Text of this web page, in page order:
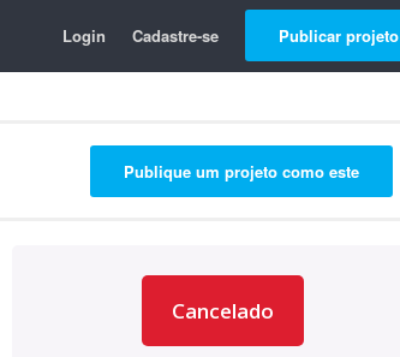
Login Cadastre-se Publicar projeto
Publique um projeto como este
Cancelado